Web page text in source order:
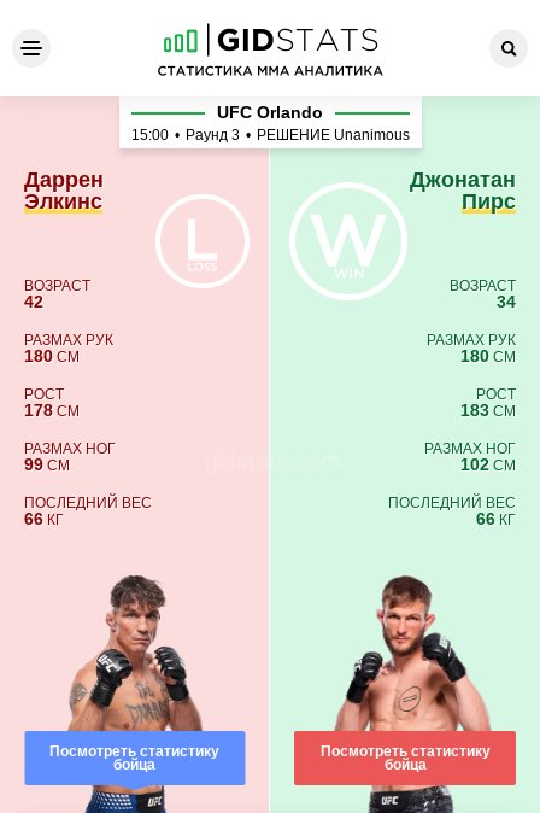
Даррен Элкинс - Джонатан
Даррен
Элкинс
ВОЗРАСТ
42
РАЗМАХ РУК
180 СМ
РОСТ
178 СМ
РАЗМАХ НОГ
99 СМ
ПОСЛЕДНИЙ ВЕС
66 КГ
Посмотреть статистику
бойца
UFC Orlando
15:00 • Раунд 3 • РЕШЕНИЕ Unanimous
Джонатан
Пирс
ВОЗРАСТ
34
РАЗМАХ РУК
180 СМ
РОСТ
183 СМ
РАЗМАХ НОГ
102 СМ
ПОСЛЕДНИЙ ВЕС
66 КГ
Посмотреть статистику
бойца